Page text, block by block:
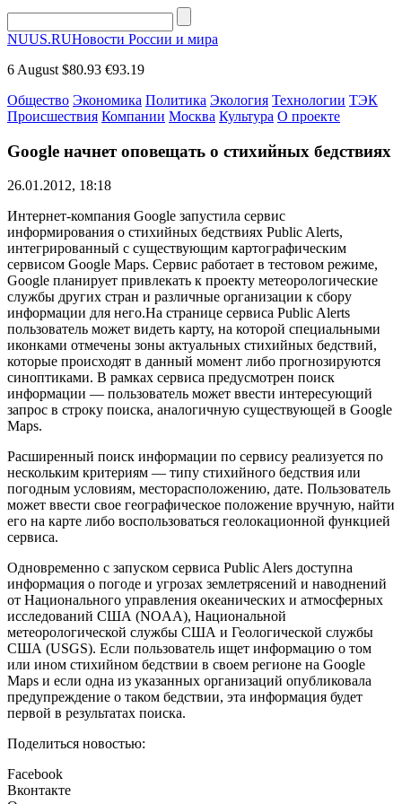
NUUS.RUНовости России и мира
6 August $80.93 €93.19
Общество Экономика Политика Экология Технологии ТЭК
Происшествия Компании Москва Культура О проекте
Google начнет оповещать о стихийных бедствиях
26.01.2012, 18:18
Интернет-компания Google запустила сервис
информирования о стихийных бедствиях Public Alerts,
интегрированный с существующим картографическим
сервисом Google Maps. Сервис работает в тестовом режиме,
Google планирует привлекать к проекту метеорологические
службы других стран и различные организации к сбору
информации для него.На странице сервиса Public Alerts
пользователь может видеть карту, на которой специальными
иконками отмечены зоны актуальных стихийных бедствий,
которые происходят в данный момент либо прогнозируются
синоптиками. В рамках сервиса предусмотрен поиск
информации — пользователь может ввести интересующий
запрос в строку поиска, аналогичную существующей в Google
Maps.
Расширенный поиск информации по сервису реализуется по
нескольким критериям — типу стихийного бедствия или
погодным условиям, месторасположению, дате. Пользователь
может ввести свое географическое положение вручную, найти
его на карте либо воспользоваться геолокационной функцией
сервиса.
Одновременно с запуском сервиса Public Alers доступна
информация о погоде и угрозах землетрясений и наводнений
от Национального управления океанических и атмосферных
исследований США (NOAA), Национальной
метеорологической службы США и Геологической службы
США (USGS). Если пользователь ищет информацию о том
или ином стихийном бедствии в своем регионе на Google
Maps и если одна из указанных организаций опубликовала
предупреждение о таком бедствии, эта информация будет
первой в результатах поиска.
Поделиться новостью:
Facebook
Вконтакте